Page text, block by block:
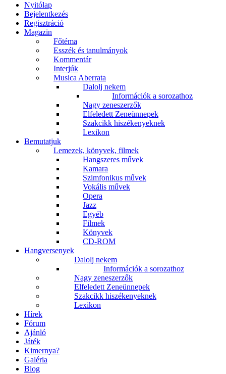
Nyitólap
Bejelentkezés
Regisztráció
Magazin
Főtéma
Esszék és tanulmányok
Kommentár
Interjúk
Musica Aberrata
Dalolj nekem
Információk a sorozathoz
Nagy zeneszerzők
Elfeledett Zeneünnepek
Szakcikk hiszékenyeknek
Lexikon
Bemutatjuk
Lemezek, könyvek, filmek
Hangszeres művek
Kamara
Szimfonikus művek
Vokális művek
Opera
Jazz
Egyéb
Filmek
Könyvek
CD-ROM
Hangversenyek
Dalolj nekem
Információk a sorozathoz
Nagy zeneszerzők
Elfeledett Zeneünnepek
Szakcikk hiszékenyeknek
Lexikon
Hírek
Fórum
Ajánló
Játék
Kimernya?
Galéria
Blog